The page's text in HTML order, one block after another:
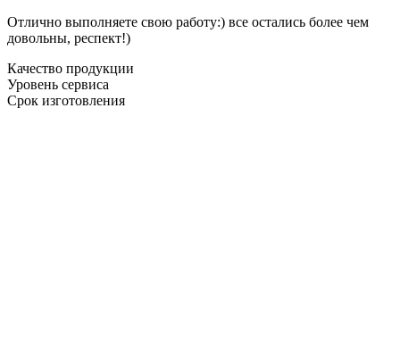
Отлично выполняете свою работу:) все остались более чем
довольны, респект!)
Качество продукции
Уровень сервиса
Срок изготовления